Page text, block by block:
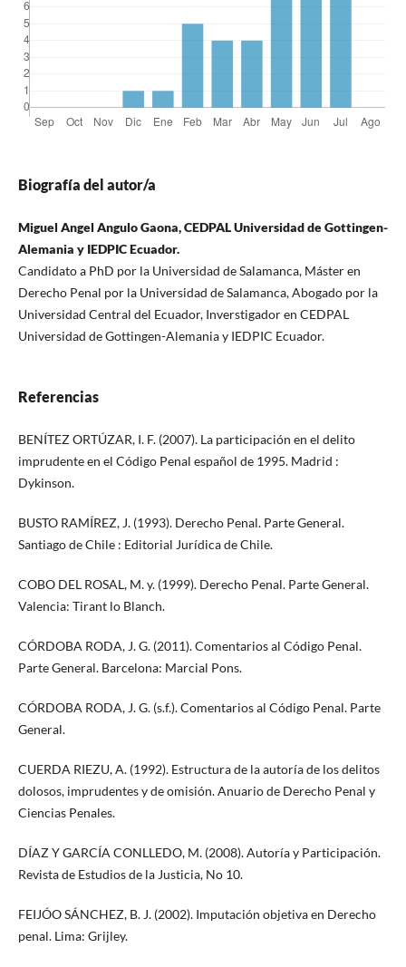
Biografía del autor/a
Miguel Angel Angulo Gaona, CEDPAL Universidad de Gottingen-
Alemania y IEDPIC Ecuador.
Candidato a PhD por la Universidad de Salamanca, Máster en
Derecho Penal por la Universidad de Salamanca, Abogado por la
Universidad Central del Ecuador, Inverstigador en CEDPAL
Universidad de Gottingen-Alemania y IEDPIC Ecuador.
Referencias
BENÍTEZ ORTÚZAR, I. F. (2007). La participación en el delito
imprudente en el Código Penal español de 1995. Madrid :
Dykinson.
BUSTO RAMÍREZ, J. (1993). Derecho Penal. Parte General.
Santiago de Chile : Editorial Jurídica de Chile.
COBO DEL ROSAL, M. y. (1999). Derecho Penal. Parte General.
Valencia: Tirant lo Blanch.
CÓRDOBA RODA, J. G. (2011). Comentarios al Código Penal.
Parte General. Barcelona: Marcial Pons.
CÓRDOBA RODA, J. G. (s.f.). Comentarios al Código Penal. Parte
General.
CUERDA RIEZU, A. (1992). Estructura de la autoría de los delitos
dolosos, imprudentes y de omisión. Anuario de Derecho Penal y
Ciencias Penales.
DÍAZ Y GARCÍA CONLLEDO, M. (2008). Autoría y Participación.
Revista de Estudios de la Justicia, No 10.
FEIJÓO SÁNCHEZ, B. J. (2002). Imputación objetiva en Derecho
penal. Lima: Grijley.